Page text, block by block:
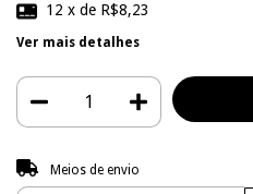
12 x de R$8,23
Ver mais detalhes
Entregas para o CEP:
Meios de envio